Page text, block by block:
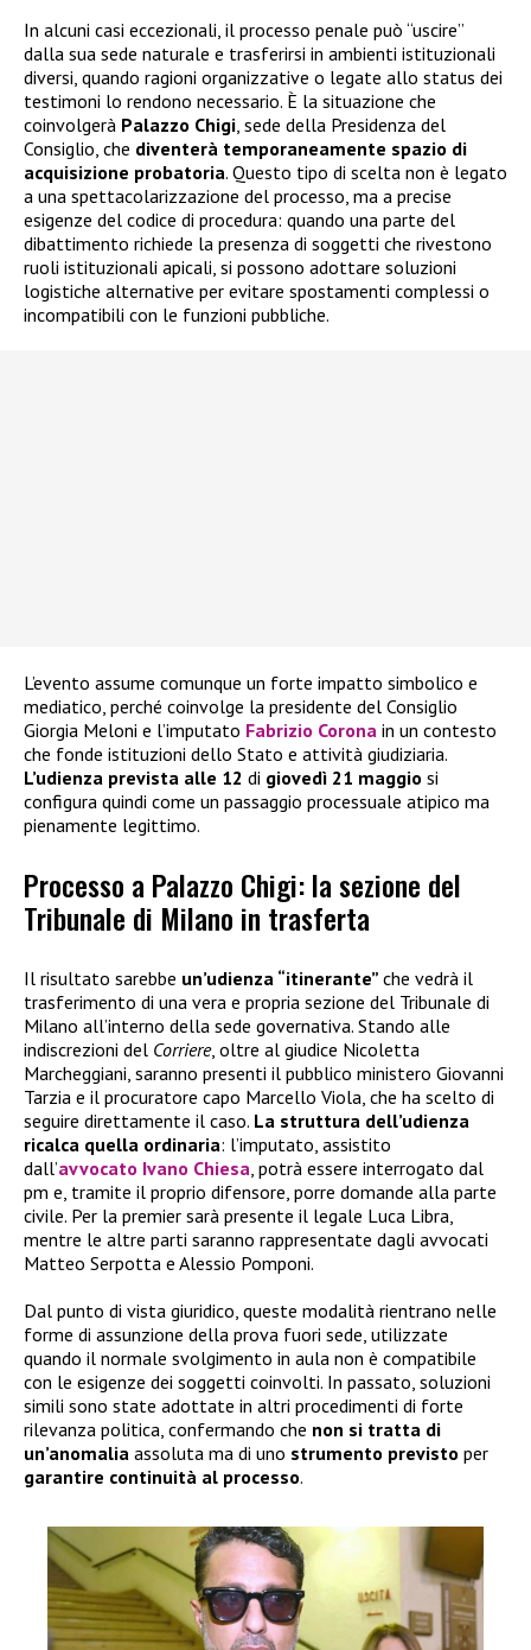
In alcuni casi eccezionali, il processo penale può “uscire”
dalla sua sede naturale e trasferirsi in ambienti istituzionali
diversi, quando ragioni organizzative o legate allo status dei
testimoni lo rendono necessario. È la situazione che
coinvolgerà Palazzo Chigi , sede della Presidenza del
Consiglio, che diventerà temporaneamente spazio di
acquisizione probatoria. Questo tipo di scelta non è legato
a una spettacolarizzazione del processo, ma a precise
esigenze del codice di procedura: quando una parte del
dibattimento richiede la presenza di soggetti che rivestono
ruoli istituzionali apicali, si possono adottare soluzioni
logistiche alternative per evitare spostamenti complessi o
incompatibili con le funzioni pubbliche.
L’evento assume comunque un forte impatto simbolico e
mediatico, perché coinvolge la presidente del Consiglio
Giorgia Meloni e l’imputato Fabrizio Corona in un contesto
che fonde istituzioni dello Stato e attività giudiziaria.
L’udienza prevista alle 12 di giovedì 21 maggio si
configura quindi come un passaggio processuale atipico ma
pienamente legittimo.
Processo a Palazzo Chigi: la sezione del
Tribunale di Milano in trasferta
Il risultato sarebbe un’udienza “itinerante” che vedrà il
trasferimento di una vera e propria sezione del Tribunale di
Milano all’interno della sede governativa. Stando alle
indiscrezioni del Corriere, oltre al giudice Nicoletta
Marcheggiani, saranno presenti il pubblico ministero Giovanni
Tarzia e il procuratore capo Marcello Viola, che ha scelto di
seguire direttamente il caso. La struttura dell’udienza
ricalca quella ordinaria: l’imputato, assistito
dall’avvocato Ivano Chiesa , potrà essere interrogato dal
pm e, tramite il proprio difensore, porre domande alla parte
civile. Per la premier sarà presente il legale Luca Libra,
mentre le altre parti saranno rappresentate dagli avvocati
Matteo Serpotta e Alessio Pomponi.
Dal punto di vista giuridico, queste modalità rientrano nelle
forme di assunzione della prova fuori sede, utilizzate
quando il normale svolgimento in aula non è compatibile
con le esigenze dei soggetti coinvolti. In passato, soluzioni
simili sono state adottate in altri procedimenti di forte
rilevanza politica, confermando che non si tratta di
un’anomalia assoluta ma di uno strumento previsto per
garantire continuità al processo.